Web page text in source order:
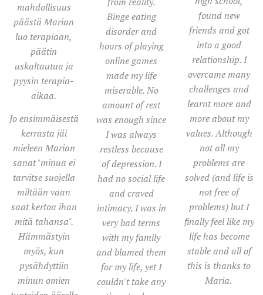
mahdollisuus
päästä Marian
luo terapiaan,
päätin
uskaltautua ja
pyysin terapia-
aikaa.
Jo ensimmäisestä
kerrasta jäi
mieleen Marian
sanat "minua ei
tarvitse suojella
miltään vaan
saat kertoa ihan
mitä tahansa".
Hämmästyin
myös, kun
pysähdyttiin
minun omien
Binge eating
disorder and
hours of playing
online games
made my life
miserable. No
amount of rest
was enough since
I was always
restless because
of depression. I
had no social life
and craved
intimacy. I was in
very bad terms
with my family
and blamed them
for my life, yet I
couldn't take any
found new
friends and got
into a good
relationship. I
overcame many
challenges and
learnt more and
more about my
values. Although
not all my
problems are
solved (and life is
not free of
problems) but I
finally feel like my
life has become
stable and all of
this is thanks to
Maria.